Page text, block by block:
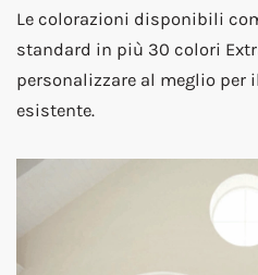
Le colorazioni disponibili
standard in più 30 colori
personalizzare al meglio per
esistente.